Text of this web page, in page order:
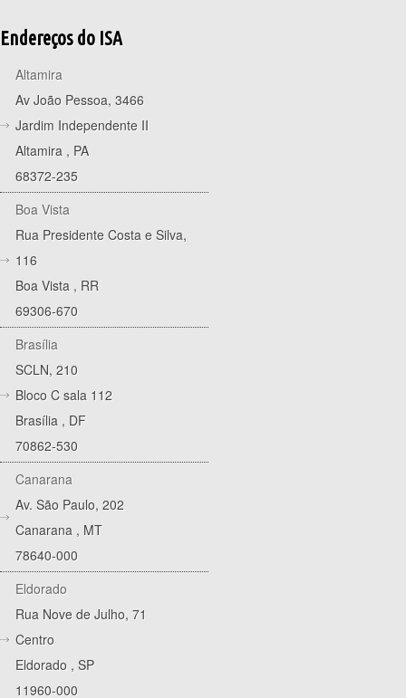
Endereços do ISA
Altamira
Av João Pessoa, 3466
Jardim Independente II
Altamira , PA
68372-235
Boa Vista
Rua Presidente Costa e Silva,
116
Boa Vista , RR
69306-670
Brasília
SCLN, 210
Bloco C sala 112
Brasília , DF
70862-530
Canarana
Av. São Paulo, 202
Canarana , MT
78640-000
Eldorado
Rua Nove de Julho, 71
Centro
Eldorado , SP
11960-000